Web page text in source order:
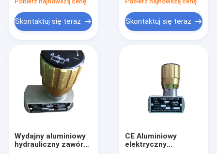
Produkty
O nas
Wycieczka po fabryce
Skontaktuj się teraz Skontaktuj się teraz
Wydajny aluminiowy
hydrauliczny zawór
CE Aluminiowy
elektryczny